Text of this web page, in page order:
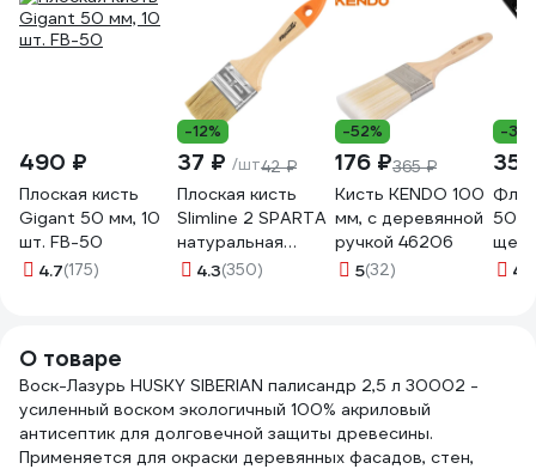
490 ₽
Плоская кисть
Gigant 50 мм, 10
шт. FB-50
4.7(175)
-12%
37 ₽ /шт42 ₽
Плоская кисть
Slimline 2 SPARTA
натуральная
щетина,
4.3(350)
-52%
176 ₽365 ₽
Кисть KENDO 100
мм, с деревянной
ручкой 46206
5(32)
-31%
35
4.6
О товаре
Воск-Лазурь HUSKY SIBERIAN палисандр 2,5 л 30002 -
усиленный воском ­экологичный 100% акриловый
антисептик для долговечной защиты древесины.
Применяется для окраски деревянных фасадов, стен,